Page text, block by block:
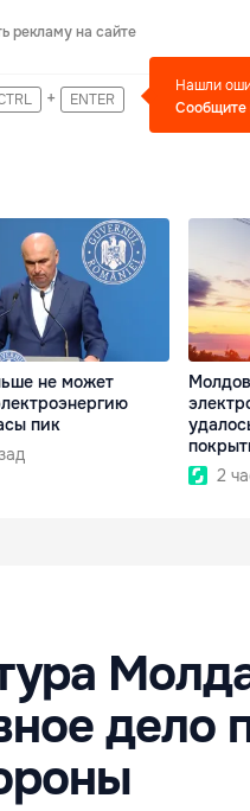
рекламу на сайте
+ ENTER
Нашли
Сообщите
не может
пик
2
дело